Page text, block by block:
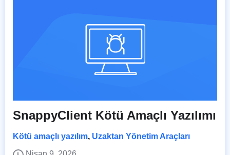
SnappyClient Kötü Amaçlı Yazılımı
Kötü amaçlı yazılım, Uzaktan Yönetim Araçları